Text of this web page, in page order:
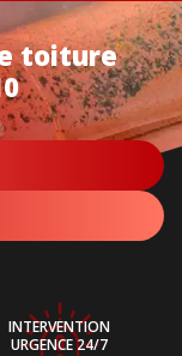
toiture
INTERVENTION
URGENCE 24/7